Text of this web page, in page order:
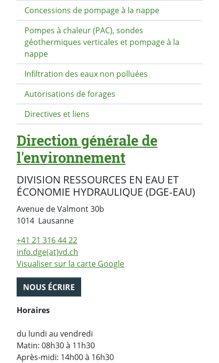
Concessions de pompage à la nappe
Pompes à chaleur (PAC), sondes
géothermiques verticales et pompage à la
nappe
Infiltration des eaux non polluées
Autorisations de forages
Directives et liens
Direction générale de
l'environnement
DIVISION RESSOURCES EN EAU ET
ÉCONOMIE HYDRAULIQUE (DGE-EAU)
Avenue de Valmont 30b
1014 LausanneSuisse
+41 21 316 44 22
info.dge(at)vd.ch
Visualiser sur la carte Google
NOUS ÉCRIRE
Horaires
du lundi au vendredi
Matin: 08h30 à 11h30
Après-midi: 14h00 à 16h30